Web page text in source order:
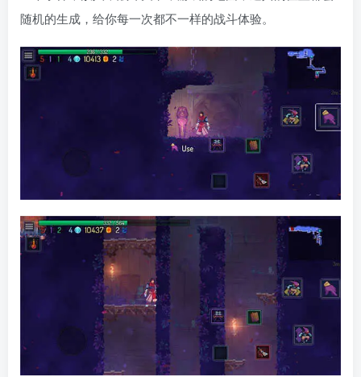
随机的生成，给你每一次都不一样的战斗体验。